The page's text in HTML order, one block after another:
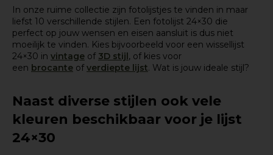
In onze ruime collectie zijn fotolijstjes te vinden in maar
liefst 10 verschillende stijlen. Een fotolijst 24×30 die
perfect op jouw wensen en eisen aansluit is dus niet
moeilijk te vinden. Kies bijvoorbeeld voor een wissellijst
24×30 in vintage of 3D stijl, of kies voor
een brocante of verdiepte lijst. Wat is jouw ideale stijl?
Naast diverse stijlen ook vele
kleuren beschikbaar voor je lijst
24×30